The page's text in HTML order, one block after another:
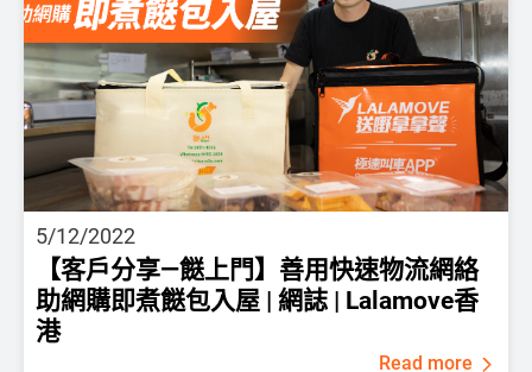
5/12/2022
【客戶分享—餸上門】善用快速物流網絡
助網購即煮餸包入屋 | 網誌 | Lalamove香
港
Read more